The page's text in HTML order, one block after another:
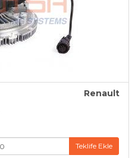
Renault
Teklife Ekle